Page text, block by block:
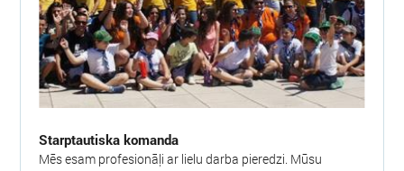
Starptautiska komanda
Mēs esam profesionāļi ar lielu darba pieredzi. Mūsu